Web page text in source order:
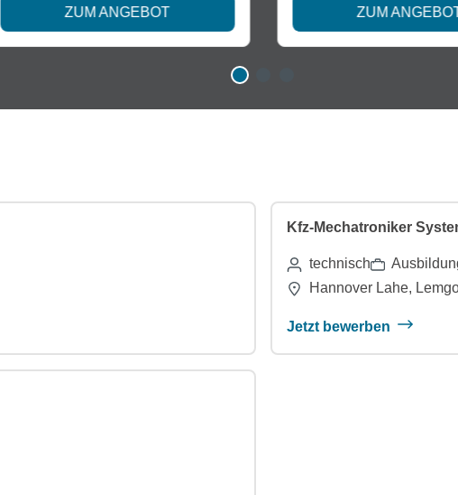
ZUM ANGEBOT ZUM
Kfz-Mechatroniker
technisch
Hannover Lahe,
Jetzt bewerben